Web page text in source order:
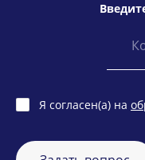
Я согласен(а) на